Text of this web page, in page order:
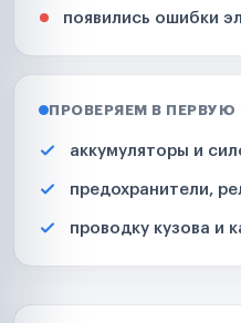
появились ошибки
ПРОВЕРЯЕМ В ПЕРВУЮ
аккумуляторы и
предохранители,
проводку кузова и